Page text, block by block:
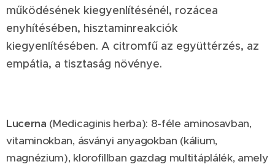
működésének kiegyenlítésénél, rozácea
enyhítésében, hisztaminreakciók
kiegyenlítésében. A citromfű az együttérzés, az
empátia, a tisztaság növénye.
Lucerna (Medicaginis herba): 8-féle aminosavban,
vitaminokban, ásványi anyagokban (kálium,
magnézium), klorofillban gazdag multitáplálék, amely